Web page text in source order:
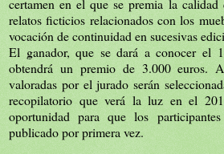
certamen en el que se premia la calidad
relatos ficticios relacionados con los
vocación de continuidad en sucesivas
El ganador, que se dará a conocer el
obtendrá un premio de 3.000 euros.
valoradas por el jurado serán
recopilatorio que verá la luz en el
oportunidad para que los
publicado por primera vez.